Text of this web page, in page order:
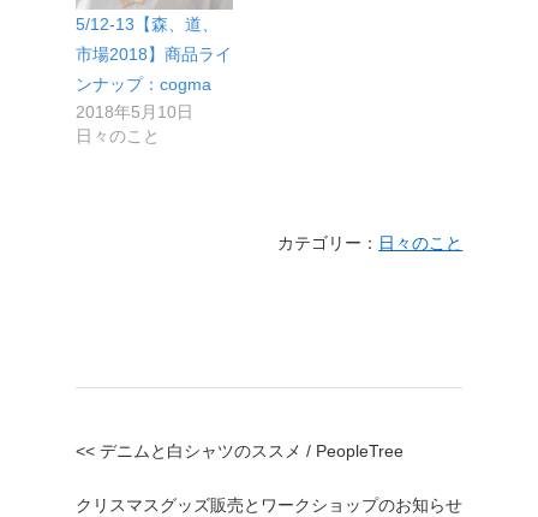
5/12-13【森、道、
市場2018】商品ライ
ンナップ：cogma
2018年5月10日
日々のこと
カテゴリー： 日々のこと
<< デニムと白シャツのススメ / PeopleTree
クリスマスグッズ販売とワークショップのお知らせ